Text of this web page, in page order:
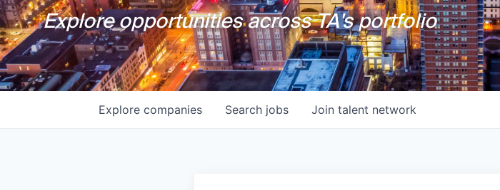
Explore opportunities across TA's portfolio
Search jobs
Explore companies Join talent network